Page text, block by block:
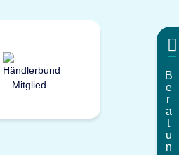
Beratung